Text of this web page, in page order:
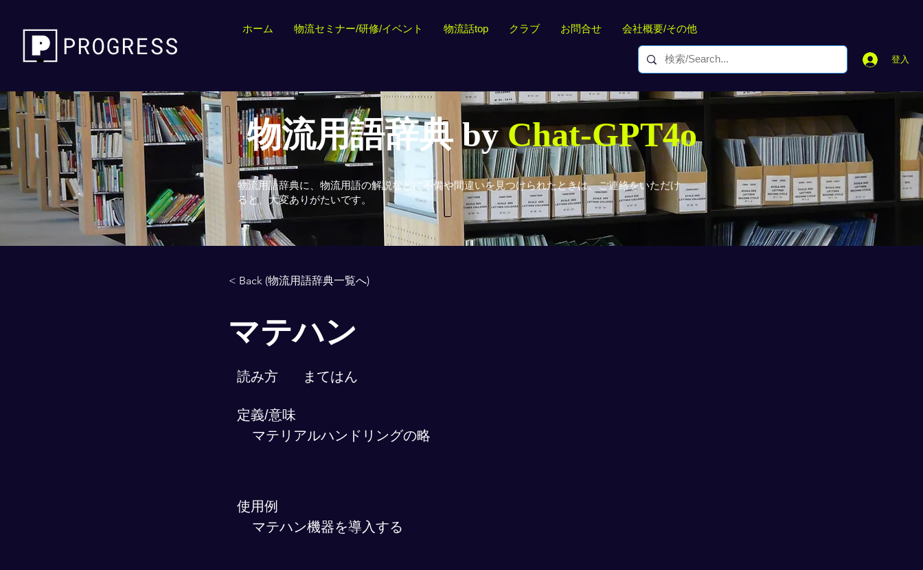
ホーム 物流セミナー/研修/イベント 物流話top クラブ お問合せ 会社概要/その他
登入
物流用語辞典 byChat-GPT4o
物流用語辞典に、物流用語の解説などに不備や間違いを見つけられたときは、ご連絡をいただけ
ると、大変ありがたいです。
< Back (物流用語辞典一覧へ)
マテハン
読み方 まてはん
定義/意味
マテリアルハンドリングの略
使用例
マテハン機器を導入する